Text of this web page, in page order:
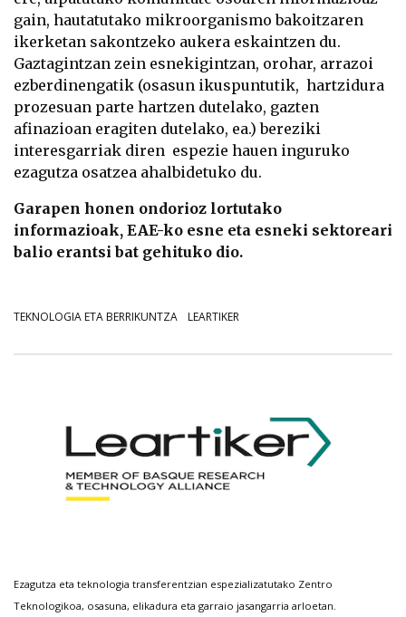
gain, hautatutako mikroorganismo bakoitzaren
ikerketan sakontzeko aukera eskaintzen du.
Gaztagintzan zein esnekigintzan, orohar, arrazoi
ezberdinengatik (osasun ikuspuntutik, hartzidura
prozesuan parte hartzen dutelako, gazten
afinazioan eragiten dutelako, ea.) bereziki
interesgarriak diren espezie hauen inguruko
ezagutza osatzea ahalbidetuko du.
Garapen honen ondorioz lortutako
informazioak, EAE-ko esne eta esneki sektoreari
balio erantsi bat gehituko dio.
TEKNOLOGIA ETA BERRIKUNTZA LEARTIKER
Ezagutza eta teknologia transferentzian espezializatutako Zentro
Teknologikoa, osasuna, elikadura eta garraio jasangarria arloetan.